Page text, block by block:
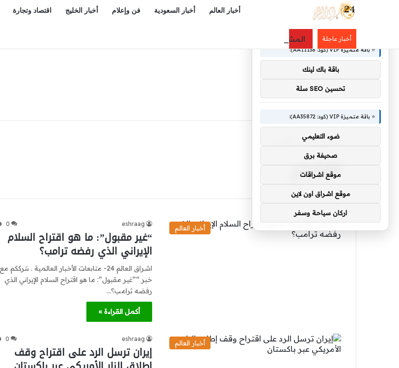
أخبار العالم أخبار السعودية فن وإعلام أخبار الخليج اقتصاد وتجارة
أخبار عاجلة المشهد الرياضي – الأهلي السعودي يتعاقد مع المدرب بوسيتش حتى 2028
الرئيسية
اقتراح
أخبار العالم
eshraag
0
“غير مقبول”: ما هو اقتراح السلام
الإيراني الذي رفضه ترامب؟
اشراق العالم 24- متابعات الأخبار العالمية . نترككم مع
خبر “”غير مقبول”: ما هو اقتراح السلام الإيراني الذي
رفضه ترامب؟…
أكمل القراءة »
أخبار العالم
eshraag
0
إيران ترسل الرد على اقتراح وقف
⭐ باقة متميزة VIP (كود: AA11138):
باقة باك لينك
تحسين SEO سلة
⭐ باقة متميزة VIP (كود: AA35872):
ضوء التعليمي
صحيفة برق
موقع اشراقات
موقع اشراق اون لاين
اركان سياحة وسفر